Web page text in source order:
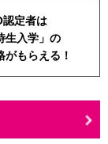
認定者は
生入学」の
がもらえる！